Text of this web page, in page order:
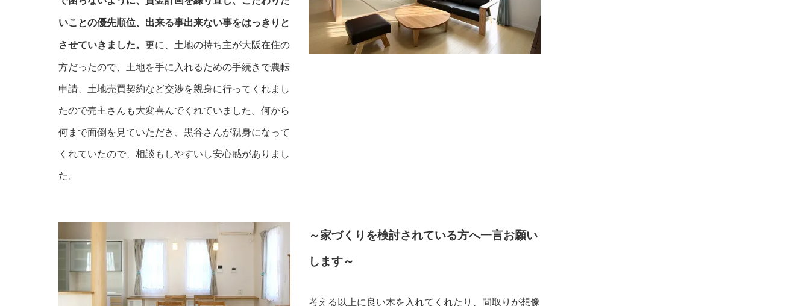
いことの優先順位、出来る事出来ない事をはっきりと
させていきました。 更に、土地の持ち主が大阪在住の
方だったので、土地を手に入れるための手続きで農転
申請、土地売買契約など交渉を親身に行ってくれまし
たので売主さんも大変喜んでくれていました。何から
何まで面倒を見ていただき、黒谷さんが親身になって
くれていたので、相談もしやすいし安心感がありまし
た。
～家づくりを検討されている方へ一言お願い
します～
考える以上に良い木を入れてくれたり、間取りが想像